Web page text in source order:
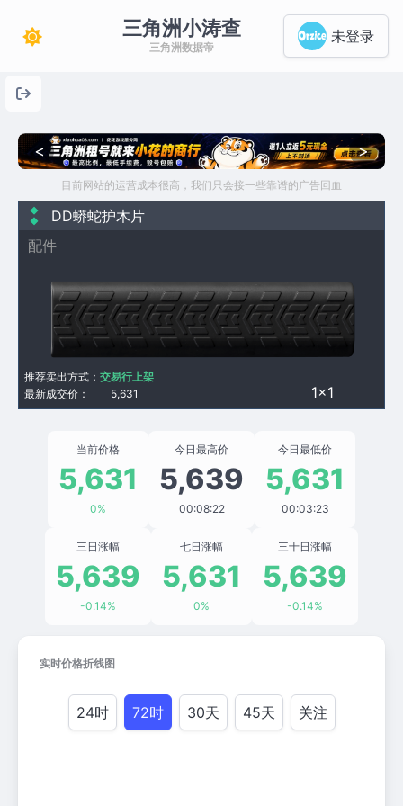
三角洲小涛查
三角洲数据帝
未登录
< >
目前网站的运营成本很高，我们只会接一些靠谱的广告回血
DD蟒蛇护木片
配件
1×1
最新成交价： 5,631
推荐卖出方式： 交易行上架
当前价格
5,631
0%
今日最高价
5,639
00:08:22
今日最低价
5,631
00:03:23
三日涨幅
5,639
-0.14%
七日涨幅
5,631
0%
三十日涨幅
5,639
-0.14%
实时价格折线图
24时 72时 30天 45天 关注